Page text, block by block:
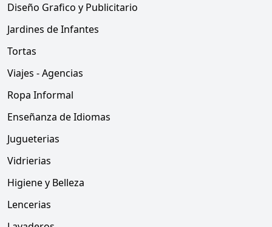
Diseño Grafico y Publicitario
Jardines de Infantes
Tortas
Viajes - Agencias
Ropa Informal
Enseñanza de Idiomas
Jugueterias
Vidrierias
Higiene y Belleza
Lencerias